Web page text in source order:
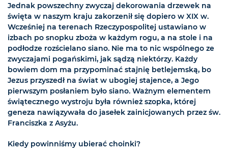
Jednak powszechny zwyczaj dekorowania drzewek na
święta w naszym kraju zakorzenił się dopiero w XIX w.
Wcześniej na terenach Rzeczypospolitej ustawiano w
izbach po snopku zboża w każdym rogu, a na stole i na
podłodze rozścielano siano. Nie ma to nic wspólnego ze
zwyczajami pogańskimi, jak sądzą niektórzy. Każdy
bowiem dom ma przypominać stajnię betlejemską, bo
Jezus przyszedł na świat w ubogiej stajence, a Jego
pierwszym posłaniem było siano. Ważnym elementem
świątecznego wystroju była również szopka, której
geneza nawiązywała do jasełek zainicjowanych przez św.
Franciszka z Asyżu.
Kiedy powinniśmy ubierać choinki?